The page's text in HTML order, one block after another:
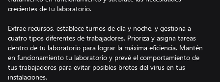
crecientes de tu laboratorio.
Extrae recursos, establece turnos de día y noche, y gestiona a
cuatro tipos diferentes de trabajadores. Prioriza y asigna tareas
dentro de tu laboratorio para lograr la máxima eficiencia. Mantén
en funcionamiento tu laboratorio y prevé el comportamiento de
tus trabajadores para evitar posibles brotes del virus en tus
instalaciones.